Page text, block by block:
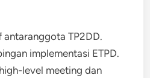
TP2DD.
implementasi ETPD.
level meeting dan